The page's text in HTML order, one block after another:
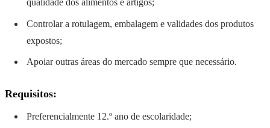
qualidade dos alimentos e artigos;
Controlar a rotulagem, embalagem e validades dos produtos
expostos;
Apoiar outras áreas do mercado sempre que necessário.
Requisitos:
Preferencialmente 12.º ano de escolaridade;